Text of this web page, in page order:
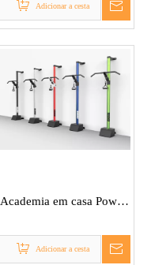
Adicionar a cesta
Academia em casa Power
Adicionar a cesta